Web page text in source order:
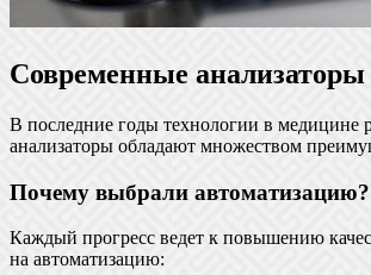
Современные
В последние годы технологии в медицине
анализаторы обладают множеством
Почему выбрали автоматизацию?
Каждый прогресс ведет к повышению
на автоматизацию: